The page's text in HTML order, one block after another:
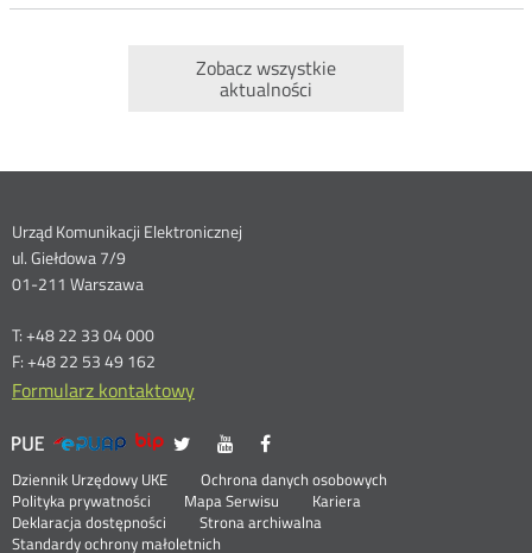
Zobacz wszystkie
aktualności
Dane
kontaktowe
Urząd Komunikacji Elektronicznej
ul. Giełdowa 7/9
01-211 Warszawa
T: +48 22 33 04 000
F: +48 22 53 49 162
Formularz kontaktowy
UKE
Serwisy
>Social
Media
UKE
portalu
Twitter
Otwórz
nowym
oknie
UKE
portalu
Youtube
Otwórz
nowym
oknie
portalu
Facebook
nowym
oknie
Menu
stopka
Dziennik Urzędowy UKE Otwórz
nowym
oknie
Ochrona danych osobowych
Polityka prywatności
Mapa Serwisu Kariera
Deklaracja dostępności Strona archiwalna
Standardy ochrony małoletnich